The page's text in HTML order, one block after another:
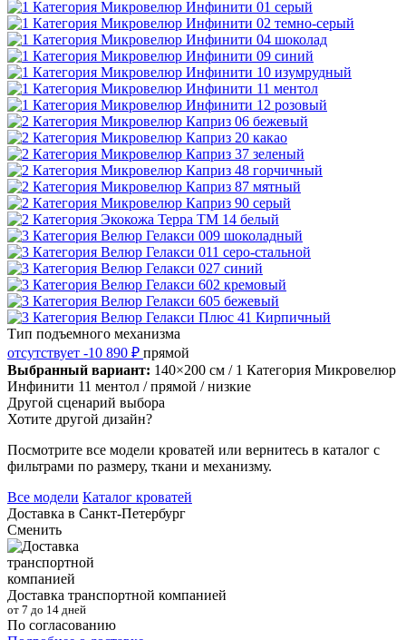
Тип подъемного механизма
отсутствует -10 890 ₽ прямой
Выбранный вариант: 140×200 см / 1 Категория Микровелюр
Инфинити 11 ментол / прямой / низкие
Другой сценарий выбора
Хотите другой дизайн?
Посмотрите все модели кроватей или вернитесь в каталог с
фильтрами по размеру, ткани и механизму.
Все модели Каталог кроватей
Доставка в Санкт-Петербург
Сменить
Доставка транспортной компанией
от 7 до 14 дней
По согласованию